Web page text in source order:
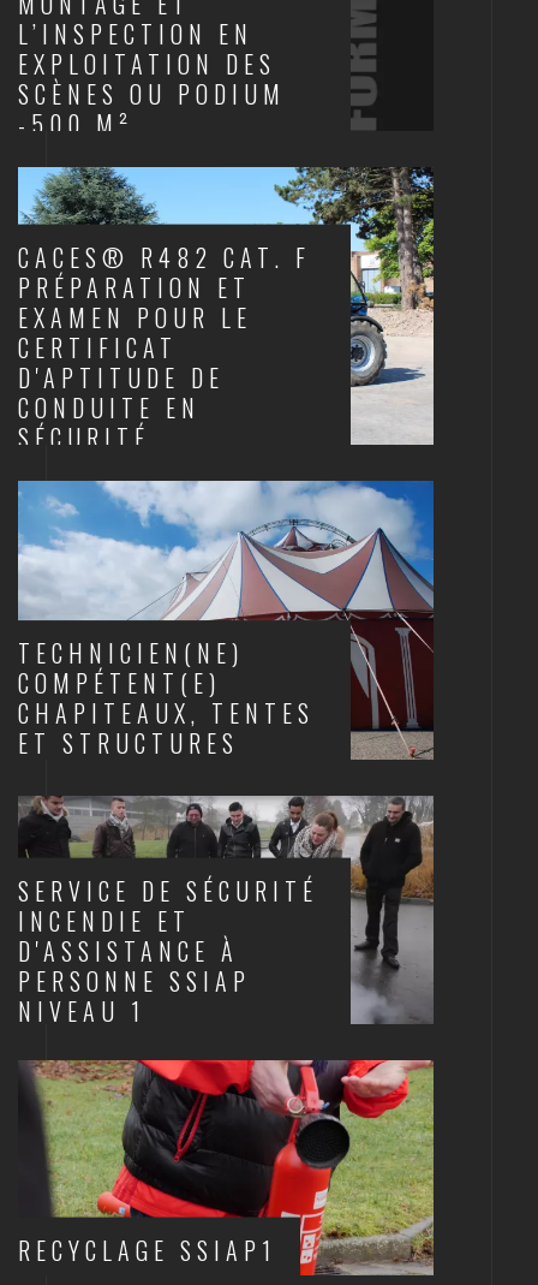
L’INSPECTION EN
EXPLOITATION DES
SCÈNES OU PODIUM
-500 M²
CACES® R482 CAT. F
PRÉPARATION ET
EXAMEN POUR LE
CERTIFICAT
D'APTITUDE DE
CONDUITE EN
SÉCURITÉ
TECHNICIEN(NE)
COMPÉTENT(E)
CHAPITEAUX, TENTES
ET STRUCTURES
SERVICE DE SÉCURITÉ
INCENDIE ET
D'ASSISTANCE À
PERSONNE SSIAP
NIVEAU 1
RECYCLAGE SSIAP1